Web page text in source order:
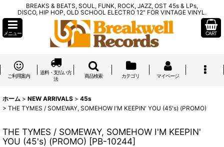
BREAKS & BEATS, SOUL, FUNK, ROCK, JAZZ, OST 45s & LPs,
DISCO, HIP HOP, OLD SCHOOL ELECTRO 12" FOR VINTAGE VINYL.
メニュー CART
ご利用案内
送料・支払い方
法
商品検索 カテゴリ マイページ
ホーム > NEW ARRIVALS > 45s
> THE TYMES / SOMEWAY, SOMEHOW I'M KEEPIN' YOU (45's) (PROMO)
THE TYMES / SOMEWAY, SOMEHOW I'M KEEPIN'
YOU (45's) (PROMO) [PB-10244]